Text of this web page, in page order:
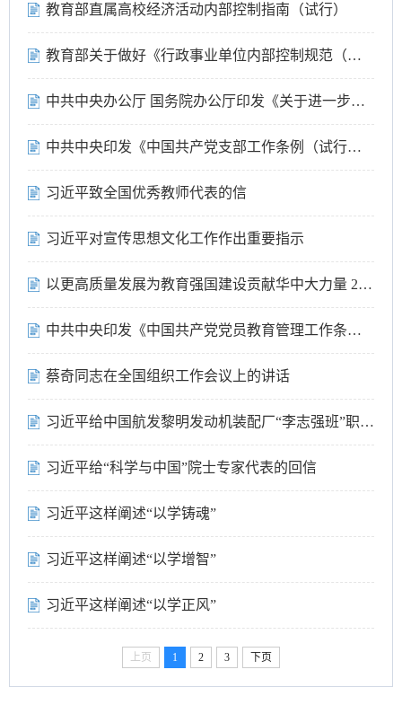
教育部直属高校经济活动内部控制指南（试行）
教育部关于做好《行政事业单位内部控制规范（试行）》实施工作的通知
中共中央办公厅 国务院办公厅印发《关于进一步加强财会监督工作的意见》
中共中央印发《中国共产党支部工作条例（试行）》
习近平致全国优秀教师代表的信
习近平对宣传思想文化工作作出重要指示
以更高质量发展为教育强国建设贡献华中大力量 2023年暑期工作会议召开
中共中央印发《中国共产党党员教育管理工作条例》
蔡奇同志在全国组织工作会议上的讲话
习近平给中国航发黎明发动机装配厂“李志强班”职工的回信
习近平给“科学与中国”院士专家代表的回信
习近平这样阐述“以学铸魂”
习近平这样阐述“以学增智”
习近平这样阐述“以学正风”
上页 1 2 3 下页